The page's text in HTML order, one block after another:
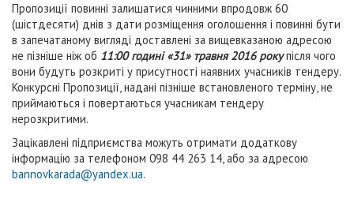
Пропозиції повинні залишатися чинними впродовж 60
(шістдесяти) днів з дати розміщення оголошення і повинні бути
в запечатаному вигляді доставлені за вищевказаною адресою
не пізніше ніж об 11:00 годині «31» травня 2016 рокупісля чого
вони будуть розкриті у присутності наявних учасників тендеру.
Конкурсні Пропозиції, надані пізніше встановленого терміну, не
приймаються і повертаються учасникам тендеру
нерозкритими.
Зацікавлені підприємства можуть отримати додаткову
інформацію за телефоном 098 44 263 14, або за адресою
bannovkarada@yandex.ua.